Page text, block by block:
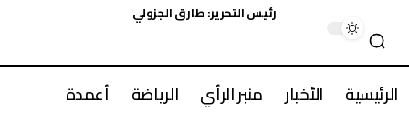
رئيس التحرير: طارق الجزولي
الرئيسية الأخبار منبر الرأي الرياضة
أعمدة